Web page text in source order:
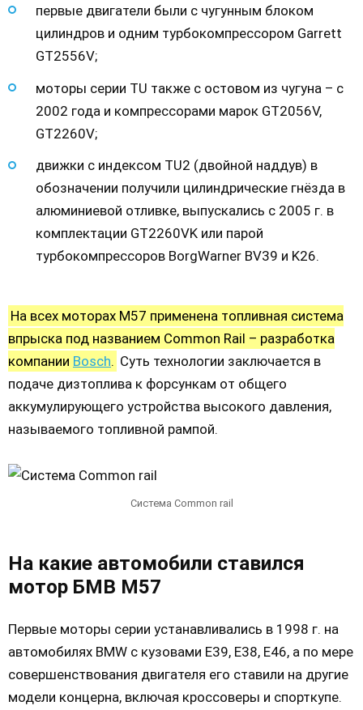
первые двигатели были с чугунным блоком
цилиндров и одним турбокомпрессором Garrett
GT2556V;
моторы серии TU также с остовом из чугуна – с
2002 года и компрессорами марок GT2056V,
GT2260V;
движки с индексом TU2 (двойной наддув) в
обозначении получили цилиндрические гнёзда в
алюминиевой отливке, выпускались с 2005 г. в
комплектации GT2260VK или парой
турбокомпрессоров BorgWarner BV39 и K26.
На всех моторах М57 применена топливная система
впрыска под названием Common Rail – разработка
компании Bosch. Суть технологии заключается в
подаче дизтоплива к форсункам от общего
аккумулирующего устройства высокого давления,
называемого топливной рампой.
Система Common rail
На какие автомобили ставился
мотор БМВ М57
Первые моторы серии устанавливались в 1998 г. на
автомобилях BMW с кузовами Е39, Е38, Е46, а по мере
совершенствования двигателя его ставили на другие
модели концерна, включая кроссоверы и спорткупе.